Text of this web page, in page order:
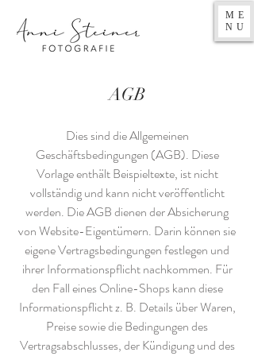
ME
NU
AGB
Dies sind die Allgemeinen
Geschäftsbedingungen (AGB). Diese
Vorlage enthält Beispieltexte, ist nicht
vollständig und kann nicht veröffentlicht
werden. Die AGB dienen der Absicherung
von Website-Eigentümern. Darin können sie
eigene Vertragsbedingungen festlegen und
ihrer Informationspflicht nachkommen. Für
den Fall eines Online-Shops kann diese
Informationspflicht z. B. Details über Waren,
Preise sowie die Bedingungen des
Vertragsabschlusses, der Kündigung und des